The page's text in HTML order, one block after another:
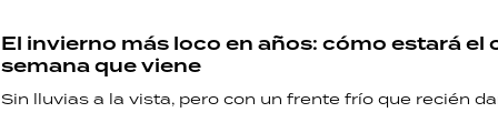
El invierno más loco en años: cómo estará el
semana que viene
Sin lluvias a la vista, pero con un frente frío que recién